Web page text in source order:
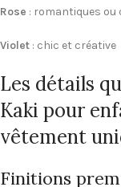
Rose : romantiques ou
Violet : chic et créative
Les détails
Kaki pour
vêtement
Finitions